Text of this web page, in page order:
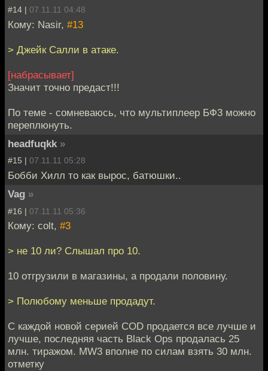
#14 | 07.11.11 04:48
Кому: Nasir, #13
> Джейк Салли в атаке.
[набрасывает]
Значит точно предаст!!!
По теме - сомневаюсь, что мультиплеер БФ3 можно
переплюнуть.
headfuqkk »
#15 | 07.11.11 05:28
Бобби Хилл то как вырос, батюшки..
Vag »
#16 | 07.11.11 05:36
Кому: colt, #3
> не 10 ли? Слышал про 10.
10 отгрузили в магазины, а продали половину.
> Полюбому меньше продадут.
С каждой новой серией COD продается все лучше и
лучше, последняя часть Black Ops продалась 25
млн. тиражом. MW3 вполне по силам взять 30 млн.
отметку